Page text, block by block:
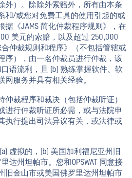
外）。除除外索赔外，所有由本条
和/或您对免费工具的使用引起的或
据《JAMS 简化仲裁程序规则》，在
美元的索赔，以及超过 250,000
合仲裁规则和程序》（不包括管辖或
序），由一名仲裁员进行仲裁，该
语流利，且 (b) 熟练掌握软件、软
服务并具有相关经验。
仲裁程序和裁决（包括仲裁听证）
进行仲裁听证所必需，或与法院申
执行提出司法异议有关，或法律或
虚拟的，(b) 美国加利福尼亚州旧
达州坦帕市。您和OPSWAT 同意接
旧金山市或美国佛罗里达州坦帕市